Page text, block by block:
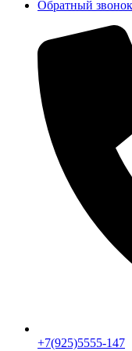
Обратный звонок
+7(925)5555-147